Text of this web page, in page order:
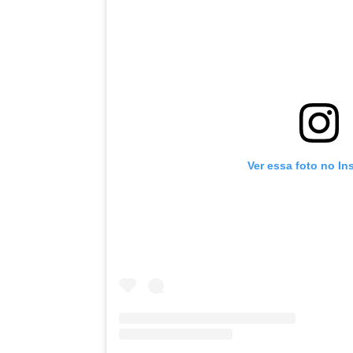
Ver essa foto no